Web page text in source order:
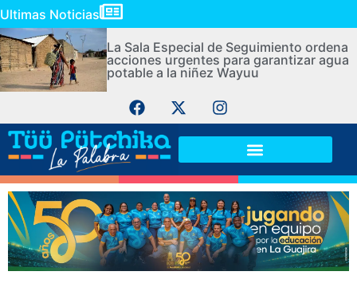
Ultimas Noticias
La Sala Especial de Seguimiento ordena
acciones urgentes para garantizar agua
potable a la niñez Wayuu